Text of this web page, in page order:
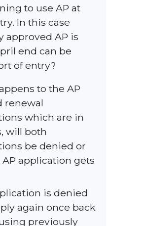
to use AP at
In this case
approved AP is
end can be
of entry?
to the AP
renewal
which are in
will both
be denied or
application gets
is denied
again once back
previously